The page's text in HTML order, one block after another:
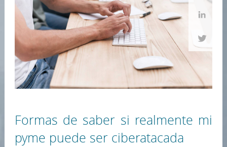
Formas de saber si realmente mi
pyme puede ser ciberatacada